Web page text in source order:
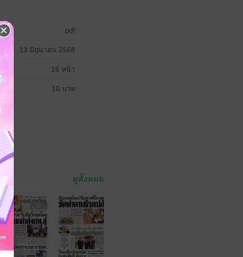
pdf
13 มิถุนายน 2568
16 หน้า
10 บาท
ดูทั้งหมด